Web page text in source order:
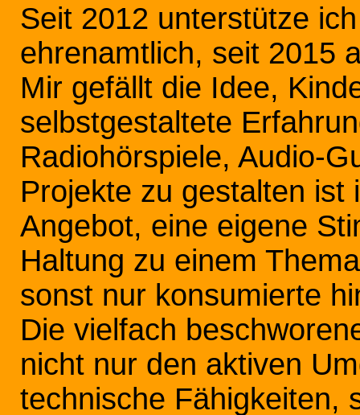
Seit 2012 unterstütze
ehrenamtlich, seit 2015
Mir gefällt die Idee,
selbstgestaltete
Radiohörspiele, Audio-
Projekte zu gestalten ist
Angebot, eine eigene
Haltung zu einem
sonst nur konsumierte
Die vielfach
nicht nur den aktiven
technische Fähigkeiten,